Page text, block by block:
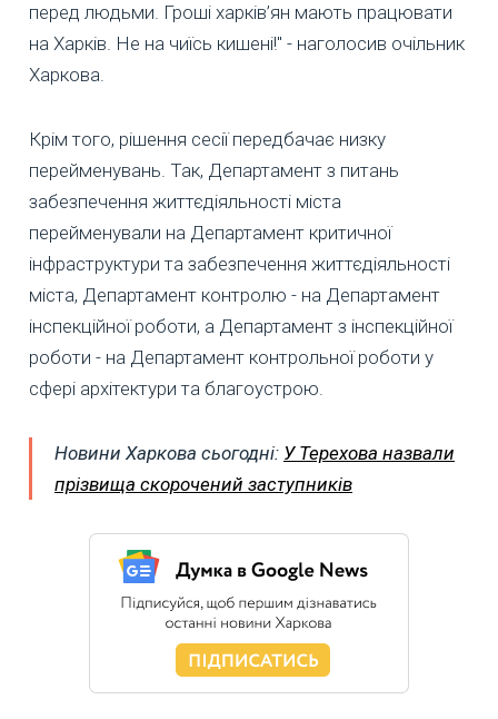
перед людьми. Гроші харків’ян мають працювати
на Харків. Не на чиїсь кишені!" - наголосив очільник
Харкова.
Крім того, рішення сесії передбачає низку
перейменувань. Так, Департамент з питань
забезпечення життєдіяльності міста
перейменували на Департамент критичної
інфраструктури та забезпечення життєдіяльності
міста, Департамент контролю - на Департамент
інспекційної роботи, а Департамент з інспекційної
роботи - на Департамент контрольної роботи у
сфері архітектури та благоустрою.
Новини Харкова сьогодні: У Терехова назвали
прізвища скорочений заступників